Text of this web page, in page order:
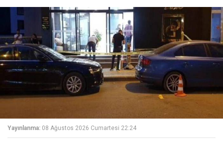
Yayınlanma: 08 Ağustos 2026 Cumartesi 22:24